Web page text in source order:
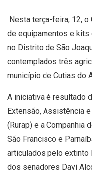
Nesta terça-feira, 12, o
de equipamentos e kits
no Distrito de São
contemplados três
município de Cutias do
A iniciativa é resultado
Extensão, Assistência
(Rurap) e a Companhia
São Francisco e
articulados pelo extinto
dos senadores Davi